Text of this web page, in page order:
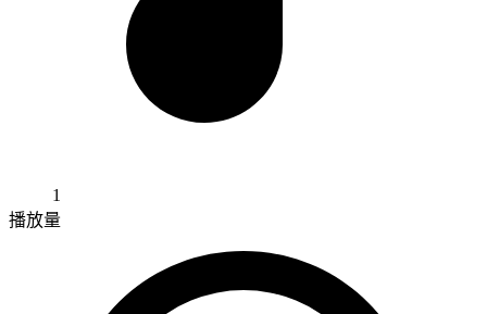
1
播放量